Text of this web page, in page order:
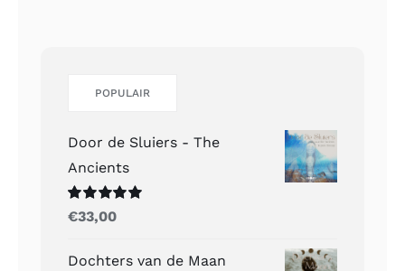
POPULAIR
Door de Sluiers - The
Ancients
Gewaardeerd
uit 5
€33,00
Dochters van de Maan